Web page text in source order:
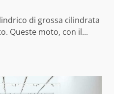
di grossa cilindrata
Queste moto, con il...